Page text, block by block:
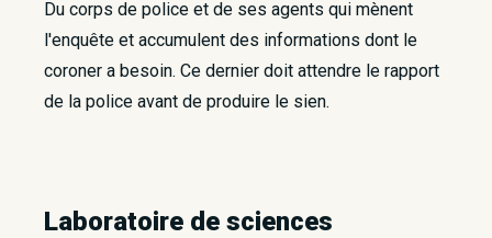
Du corps de police et de ses agents qui mènent
l'enquête et accumulent des informations dont le
coroner a besoin. Ce dernier doit attendre le rapport
de la police avant de produire le sien.
Laboratoire de sciences